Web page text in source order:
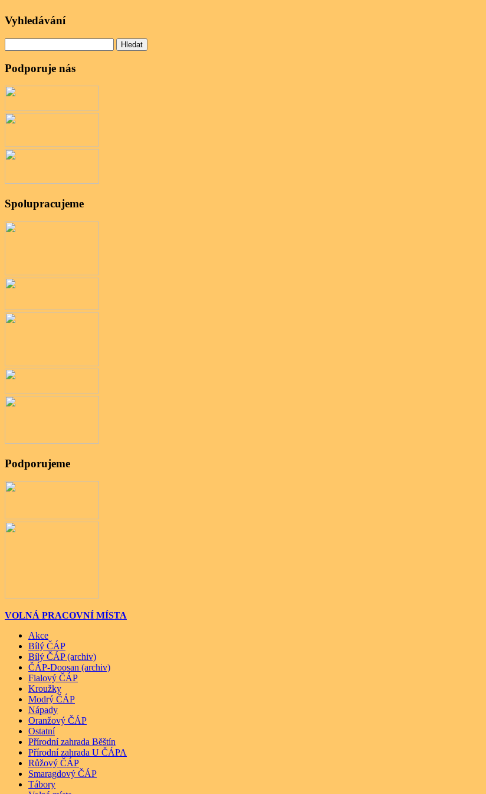
Vyhledávání
Podporuje nás
Spolupracujeme
Podporujeme
VOLNÁ PRACOVNÍ MÍSTA
Akce
Bílý ČÁP
Bílý ČÁP (archiv)
ČÁP-Doosan (archiv)
Fialový ČÁP
Kroužky
Modrý ČÁP
Nápady
Oranžový ČÁP
Ostatní
Přírodní zahrada Běštín
Přírodní zahrada U ČÁPA
Růžový ČÁP
Smaragdový ČÁP
Tábory